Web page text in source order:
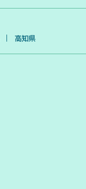
高知県